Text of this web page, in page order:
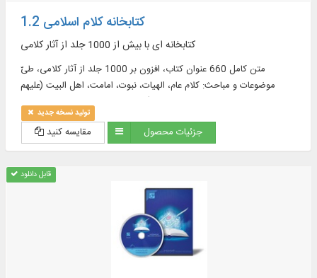
کتابخانه کلام اسلامی 1.2
کتابخانه ای با بیش از 1000 جلد از آثار کلامی
متن کامل 660 عنوان کتاب، افزون بر 1000 جلد از آثار کلامی، طیّ
موضوعات و مباحث: کلام عام، الهیات، نبوت، امامت، اهل البیت (علیهم
تولید نسخه جدید
مقایسه کنید جزئیات محصول
قابل دانلود